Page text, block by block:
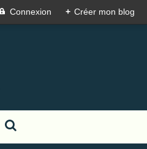
Connexion + Créer mon blog